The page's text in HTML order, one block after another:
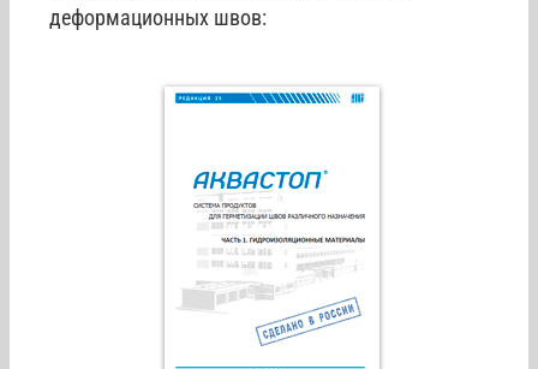
деформационных швов: